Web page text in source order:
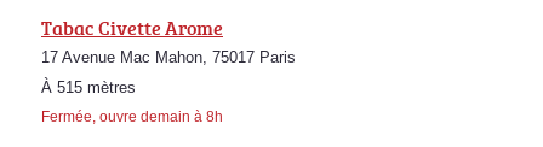
Tabac Civette Arome
17 Avenue Mac Mahon, 75017 Paris
À 515 mètres
Fermée, ouvre demain à 8h